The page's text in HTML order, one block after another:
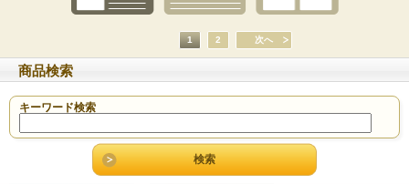
1 2 次へ
商品検索
キーワード検索